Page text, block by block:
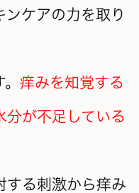
ンケアの力を取り
痒みを知覚する
分が不足している
する刺激から痒み